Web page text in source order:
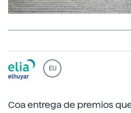
EU
Coa entrega de premios